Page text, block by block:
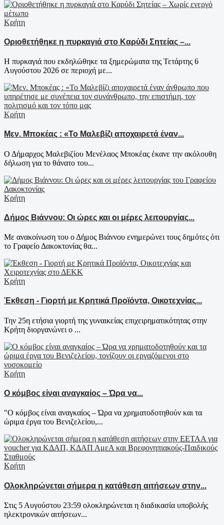
Κρήτη
Οριοθετήθηκε η πυρκαγιά στο Καρύδι Σητείας –...
Η πυρκαγιά που εκδηλώθηκε τα ξημερώματα της Τετάρτης 6
Αυγούστου 2026 σε περιοχή με...
Κρήτη
Μεν. Μποκέας : «Το Μαλεβίζι αποχαιρετά έναν...
Ο Δήμαρχος Μαλεβιζίου Μενέλαος Μποκέας έκανε την ακόλουθη
δήλωση για το θάνατο του...
Κρήτη
Δήμος Βιάννου: Οι ώρες και οι μέρες λειτουργίας...
Με ανακοίνωση του ο Δήμος Βιάννου ενημερώνει τους δημότες ότι
το Γραφείο Δακοκτονίας θα...
Κρήτη
Έκθεση - Γιορτή με Κρητικά Προϊόντα, Οικοτεχνίας...
Την 25η ετήσια γιορτή της γυναικείας επιχειρηματικότητας στην
Κρήτη διοργανώνει ο ...
Κρήτη
Ο κόμβος είναι αναγκαίος – Ώρα να...
"Ο κόμβος είναι αναγκαίος – Ώρα να χρηματοδοτηθούν και τα
ώριμα έργα του Βενιζελείου,...
Κρήτη
Ολοκληρώνεται σήμερα η κατάθεση αιτήσεων στην...
Στις 5 Αυγούστου 23:59 ολοκληρώνεται η διαδικασία υποβολής
ηλεκτρονικών αιτήσεων...